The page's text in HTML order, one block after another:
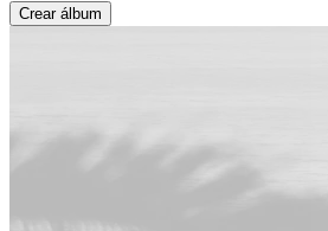
Crear álbum